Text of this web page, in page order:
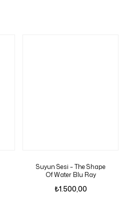
Suyun Sesi – The Shape
Of Water Blu Ray
₺1.500,00